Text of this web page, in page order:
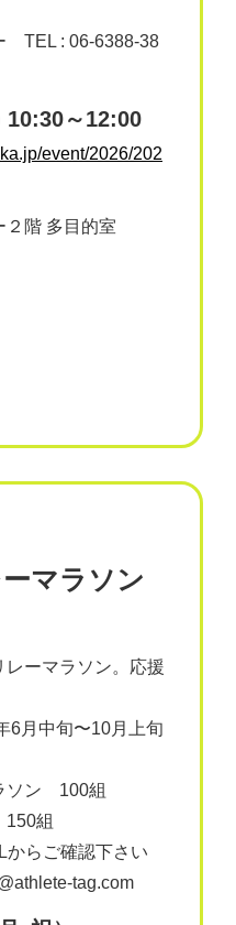
TEL : 06-6388-38
10:30～12:00
event/2026/202
２階 多目的室
マラソン
ーマラソン。応援
6月中旬〜10月上旬
ソン 100組
組
からご確認下さい
tag.com